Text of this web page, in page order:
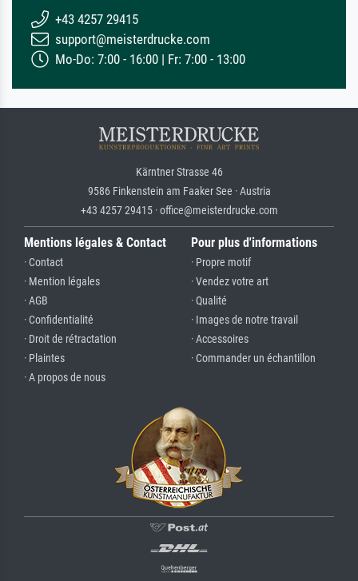
+43 4257 29415
support@meisterdrucke.com
Mo-Do: 7:00 - 16:00 | Fr: 7:00 - 13:00
Kärntner Strasse 46
9586 Finkenstein am Faaker See · Austria
+43 4257 29415 · office@meisterdrucke.com
Mentions légales & Contact
· Contact
· Mention légales
· AGB
· Confidentialité
· Droit de rétractation
· Plaintes
· A propos de nous
Pour plus d'informations
· Propre motif
· Vendez votre art
· Qualité
· Images de notre travail
· Accessoires
· Commander un échantillon